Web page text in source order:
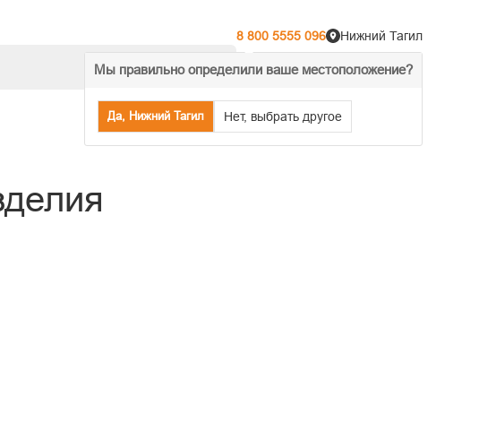
8 800 5555 096
Мы правильно определили ваше местоположение?
Да, Нижний Тагил Нет, выбрать другое
Нижний Тагил
% Акции Распродажа